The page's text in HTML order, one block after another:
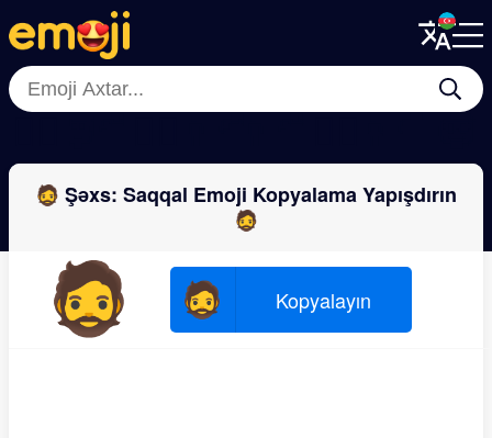
Menu
Close
Menu
Close
🧔 Şəxs: Saqqal Emoji Kopyalama Yapışdırın
🧔
🧔 🧔 Kopyalayın